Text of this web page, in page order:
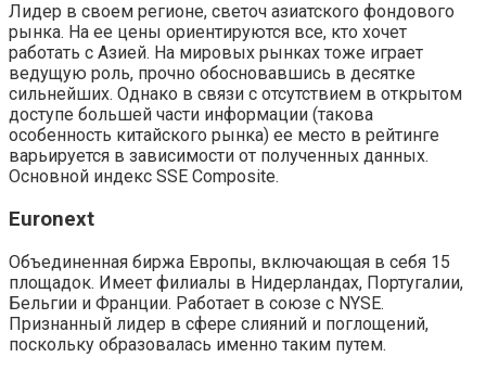
Лидер в своем регионе, светоч азиатского фондового
рынка. На ее цены ориентируются все, кто хочет
работать с Азией. На мировых рынках тоже играет
ведущую роль, прочно обосновавшись в десятке
сильнейших. Однако в связи с отсутствием в открытом
доступе большей части информации (такова
особенность китайского рынка) ее место в рейтинге
варьируется в зависимости от полученных данных.
Основной индекс SSE Composite.
Euronext
Объединенная биржа Европы, включающая в себя 15
площадок. Имеет филиалы в Нидерландах, Португалии,
Бельгии и Франции. Работает в союзе с NYSE.
Признанный лидер в сфере слияний и поглощений,
поскольку образовалась именно таким путем.